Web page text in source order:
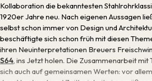
Kollaboration die bekanntesten
1920er Jahre neu. Nach eigenen Aussagen
selbst schon immer von Design und
beschäftigte sich schon früh mit diesen
ihren Neuinterpretationen Breuers
S64, ins Jetzt holen. Die Zusammenarbeit
sich auch auf gemeinsamen Werten: vor